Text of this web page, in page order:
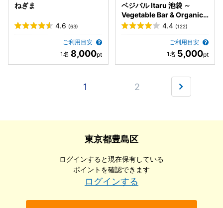
ねぎま
4.6 (63)
ご利用目安
8,000
ベジバル Itaru 池袋 ～
Vegetable Bar & Organic
～
4.4 (122)
ご利用目安
5,000
1 2
東京都豊島区
ログインすると現在保有している
ポイントを確認できます
ログインする